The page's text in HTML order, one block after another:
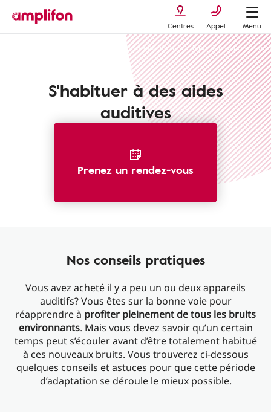
Centres Appel
Menu
Appareils auditifs : types, avantages et entretien
Entretien appareils
S'habituer à des aides
auditives
Prenez un rendez-vous
Nos conseils pratiques
Vous avez acheté il y a peu un ou deux appareils
auditifs? Vous êtes sur la bonne voie pour
réapprendre à profiter pleinement de tous les bruits
environnants. Mais vous devez savoir qu’un certain
temps peut s’écouler avant d’être totalement habitué
à ces nouveaux bruits. Vous trouverez ci-dessous
quelques conseils et astuces pour que cette période
d’adaptation se déroule le mieux possible.